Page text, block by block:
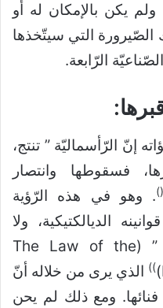
ولم يكن بالإمكان له أو
التي سيتّخذها
الرّابعة.
إنّ الرّأسماليّة ” تنتج،
فسقوطها وانتصار
(
). وهو في هذه الرّؤية
الديالكتيكية، ولا
سيّما قانون ” نفي النّفي ” (The Law of the
)
) الذي يرى من خلاله أنّ
ومع ذلك لم يحن